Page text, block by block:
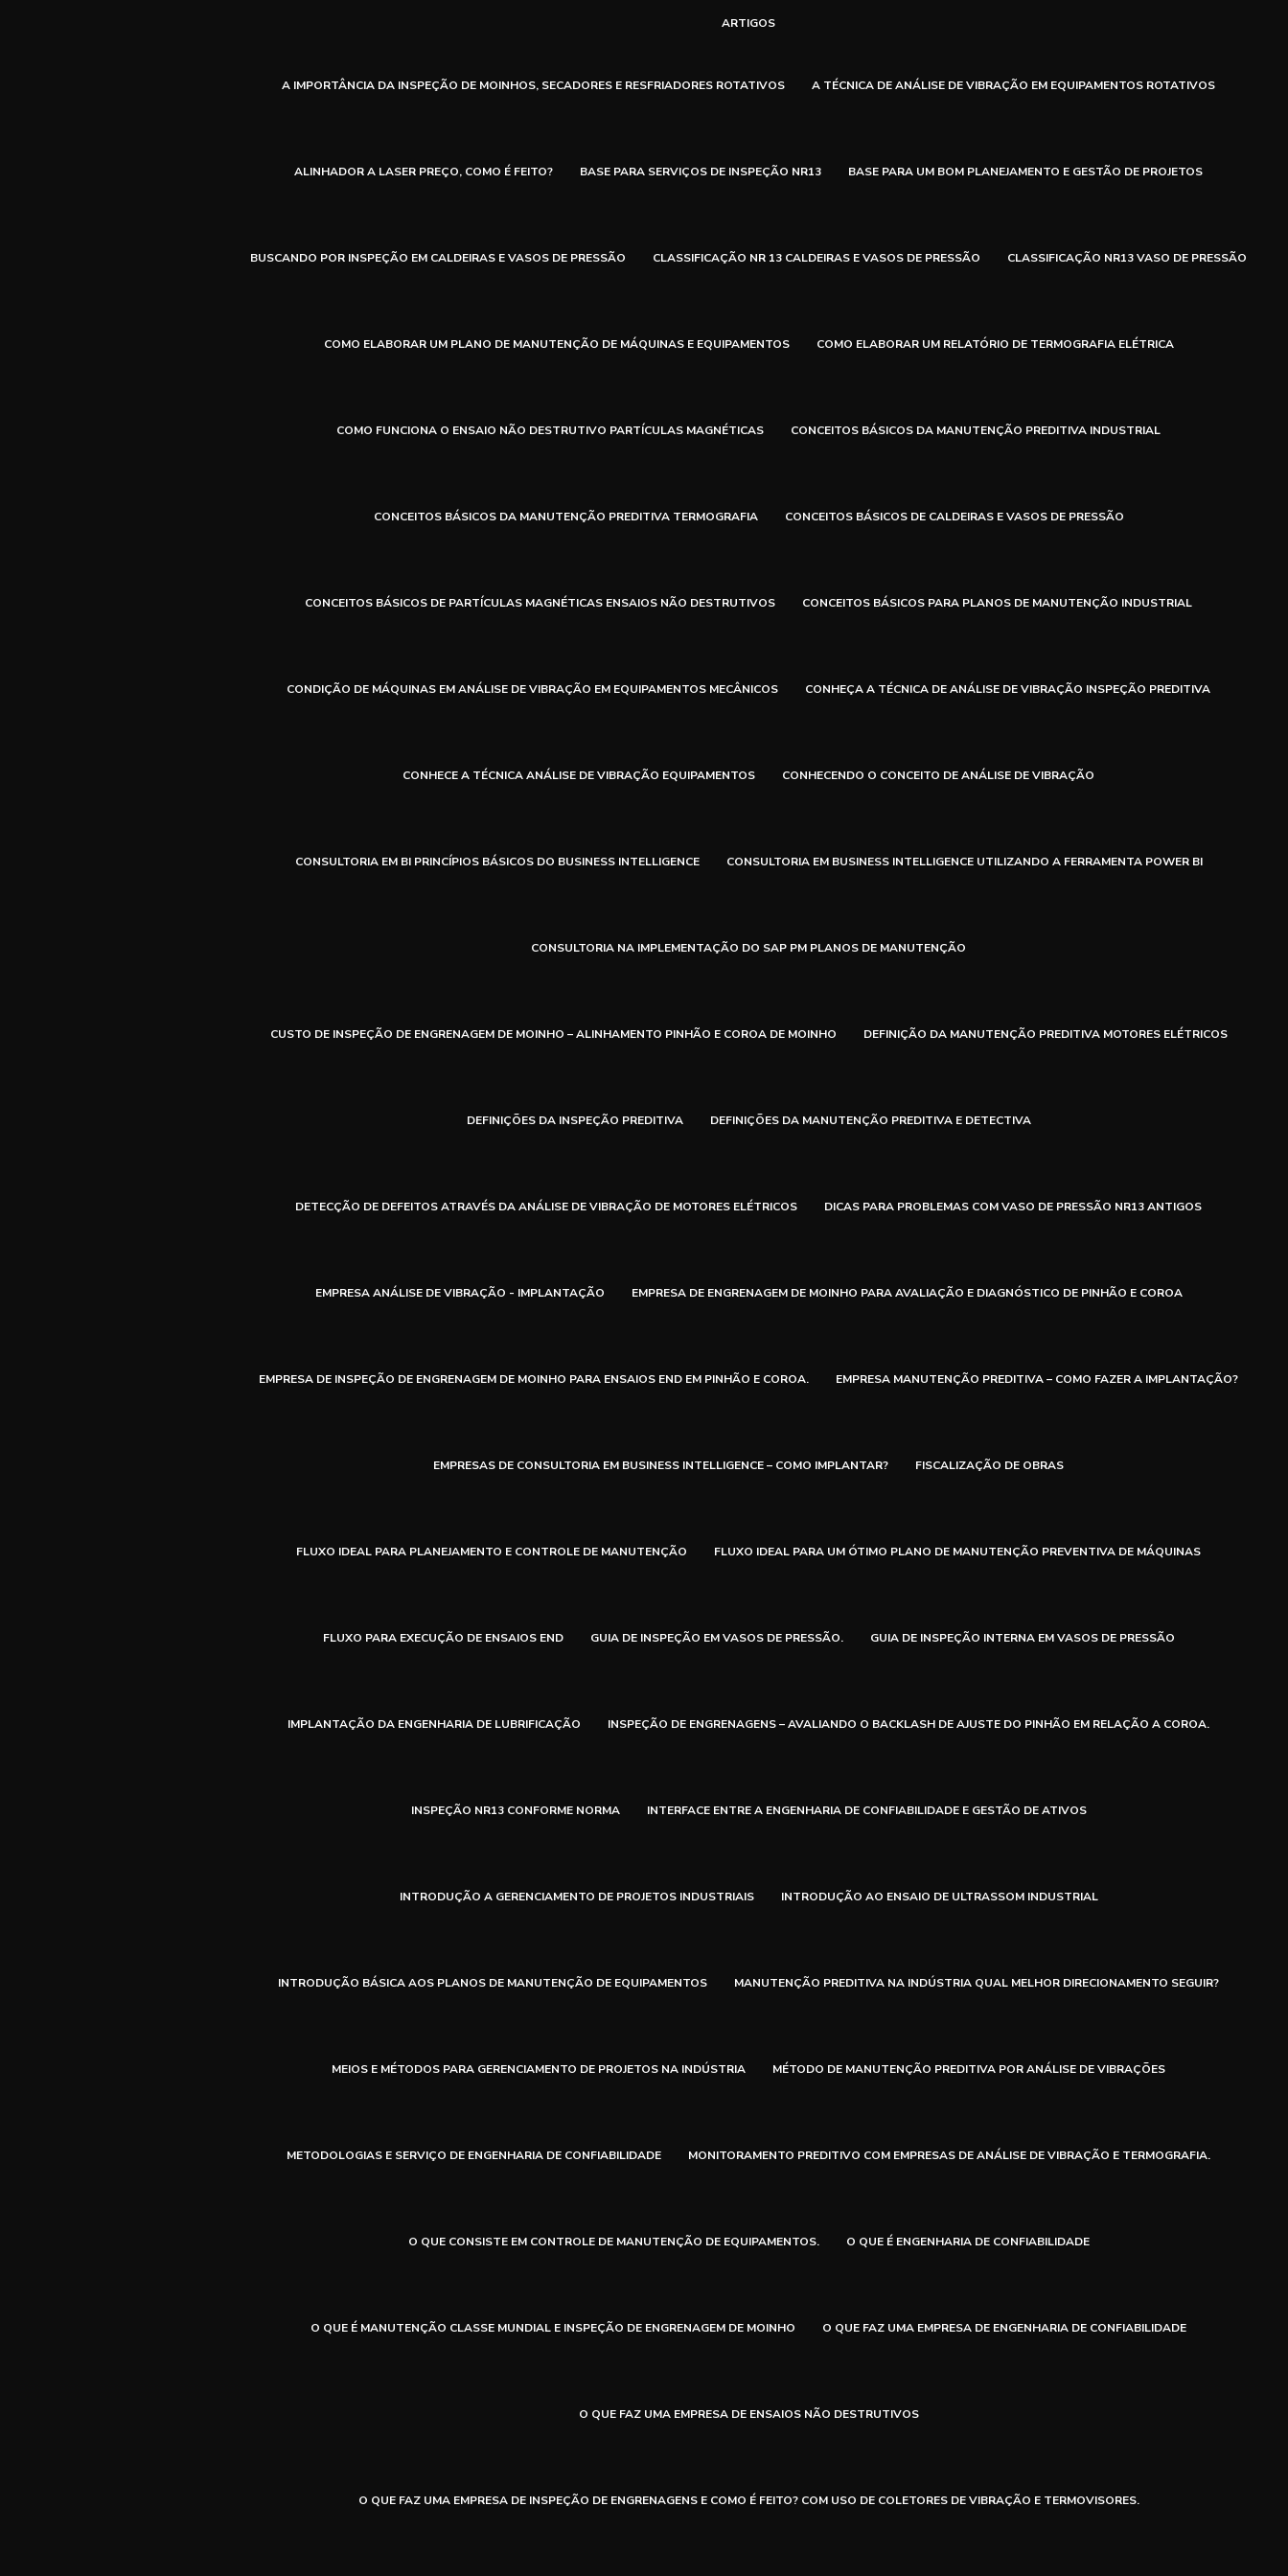
ARTIGOS
A IMPORTÂNCIA DA INSPEÇÃO DE MOINHOS, SECADORES E RESFRIADORES ROTATIVOS A TÉCNICA DE ANÁLISE DE VIBRAÇÃO EM EQUIPAMENTOS ROTATIVOS
ALINHADOR A LASER PREÇO, COMO É FEITO? BASE PARA SERVIÇOS DE INSPEÇÃO NR13 BASE PARA UM BOM PLANEJAMENTO E GESTÃO DE PROJETOS
BUSCANDO POR INSPEÇÃO EM CALDEIRAS E VASOS DE PRESSÃO CLASSIFICAÇÃO NR 13 CALDEIRAS E VASOS DE PRESSÃO CLASSIFICAÇÃO NR13 VASO DE PRESSÃO
COMO ELABORAR UM PLANO DE MANUTENÇÃO DE MÁQUINAS E EQUIPAMENTOS COMO ELABORAR UM RELATÓRIO DE TERMOGRAFIA ELÉTRICA
COMO FUNCIONA O ENSAIO NÃO DESTRUTIVO PARTÍCULAS MAGNÉTICAS CONCEITOS BÁSICOS DA MANUTENÇÃO PREDITIVA INDUSTRIAL
CONCEITOS BÁSICOS DA MANUTENÇÃO PREDITIVA TERMOGRAFIA CONCEITOS BÁSICOS DE CALDEIRAS E VASOS DE PRESSÃO
CONCEITOS BÁSICOS DE PARTÍCULAS MAGNÉTICAS ENSAIOS NÃO DESTRUTIVOS CONCEITOS BÁSICOS PARA PLANOS DE MANUTENÇÃO INDUSTRIAL
CONDIÇÃO DE MÁQUINAS EM ANÁLISE DE VIBRAÇÃO EM EQUIPAMENTOS MECÂNICOS CONHEÇA A TÉCNICA DE ANÁLISE DE VIBRAÇÃO INSPEÇÃO PREDITIVA
CONHECE A TÉCNICA ANÁLISE DE VIBRAÇÃO EQUIPAMENTOS CONHECENDO O CONCEITO DE ANÁLISE DE VIBRAÇÃO
CONSULTORIA EM BI PRINCÍPIOS BÁSICOS DO BUSINESS INTELLIGENCE CONSULTORIA EM BUSINESS INTELLIGENCE UTILIZANDO A FERRAMENTA POWER BI
CONSULTORIA NA IMPLEMENTAÇÃO DO SAP PM PLANOS DE MANUTENÇÃO
CUSTO DE INSPEÇÃO DE ENGRENAGEM DE MOINHO – ALINHAMENTO PINHÃO E COROA DE MOINHO DEFINIÇÃO DA MANUTENÇÃO PREDITIVA MOTORES ELÉTRICOS
DEFINIÇÕES DA INSPEÇÃO PREDITIVA DEFINIÇÕES DA MANUTENÇÃO PREDITIVA E DETECTIVA
DETECÇÃO DE DEFEITOS ATRAVÉS DA ANÁLISE DE VIBRAÇÃO DE MOTORES ELÉTRICOS DICAS PARA PROBLEMAS COM VASO DE PRESSÃO NR13 ANTIGOS
EMPRESA ANÁLISE DE VIBRAÇÃO - IMPLANTAÇÃO EMPRESA DE ENGRENAGEM DE MOINHO PARA AVALIAÇÃO E DIAGNÓSTICO DE PINHÃO E COROA
EMPRESA DE INSPEÇÃO DE ENGRENAGEM DE MOINHO PARA ENSAIOS END EM PINHÃO E COROA. EMPRESA MANUTENÇÃO PREDITIVA – COMO FAZER A IMPLANTAÇÃO?
EMPRESAS DE CONSULTORIA EM BUSINESS INTELLIGENCE – COMO IMPLANTAR? FISCALIZAÇÃO DE OBRAS
FLUXO IDEAL PARA PLANEJAMENTO E CONTROLE DE MANUTENÇÃO FLUXO IDEAL PARA UM ÓTIMO PLANO DE MANUTENÇÃO PREVENTIVA DE MÁQUINAS
FLUXO PARA EXECUÇÃO DE ENSAIOS END GUIA DE INSPEÇÃO EM VASOS DE PRESSÃO. GUIA DE INSPEÇÃO INTERNA EM VASOS DE PRESSÃO
IMPLANTAÇÃO DA ENGENHARIA DE LUBRIFICAÇÃO INSPEÇÃO DE ENGRENAGENS – AVALIANDO O BACKLASH DE AJUSTE DO PINHÃO EM RELAÇÃO A COROA.
INSPEÇÃO NR13 CONFORME NORMA INTERFACE ENTRE A ENGENHARIA DE CONFIABILIDADE E GESTÃO DE ATIVOS
INTRODUÇÃO A GERENCIAMENTO DE PROJETOS INDUSTRIAIS INTRODUÇÃO AO ENSAIO DE ULTRASSOM INDUSTRIAL
INTRODUÇÃO BÁSICA AOS PLANOS DE MANUTENÇÃO DE EQUIPAMENTOS MANUTENÇÃO PREDITIVA NA INDÚSTRIA QUAL MELHOR DIRECIONAMENTO SEGUIR?
MEIOS E MÉTODOS PARA GERENCIAMENTO DE PROJETOS NA INDÚSTRIA MÉTODO DE MANUTENÇÃO PREDITIVA POR ANÁLISE DE VIBRAÇÕES
METODOLOGIAS E SERVIÇO DE ENGENHARIA DE CONFIABILIDADE MONITORAMENTO PREDITIVO COM EMPRESAS DE ANÁLISE DE VIBRAÇÃO E TERMOGRAFIA.
O QUE CONSISTE EM CONTROLE DE MANUTENÇÃO DE EQUIPAMENTOS. O QUE É ENGENHARIA DE CONFIABILIDADE
O QUE É MANUTENÇÃO CLASSE MUNDIAL E INSPEÇÃO DE ENGRENAGEM DE MOINHO O QUE FAZ UMA EMPRESA DE ENGENHARIA DE CONFIABILIDADE
O QUE FAZ UMA EMPRESA DE ENSAIOS NÃO DESTRUTIVOS
O QUE FAZ UMA EMPRESA DE INSPEÇÃO DE ENGRENAGENS E COMO É FEITO? COM USO DE COLETORES DE VIBRAÇÃO E TERMOVISORES.